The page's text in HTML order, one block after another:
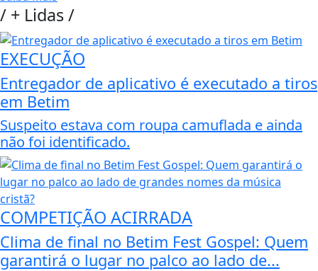
/ + Lidas/
EXECUÇÃO
Entregador de aplicativo é executado a tiros
em Betim
Suspeito estava com roupa camuflada e ainda
não foi identificado.
COMPETIÇÃO ACIRRADA
Clima de final no Betim Fest Gospel: Quem
garantirá o lugar no palco ao lado de...